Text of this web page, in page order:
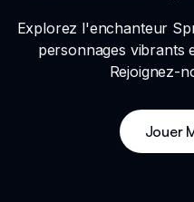
Explorez l'enchanteur
personnages vibrants
Rejoignez-
Jouer